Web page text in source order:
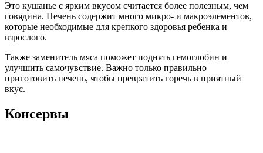
Это кушанье с ярким вкусом считается более полезным, чем
говядина. Печень содержит много микро- и макроэлементов,
которые необходимые для крепкого здоровья ребенка и
взрослого.
Также заменитель мяса поможет поднять гемоглобин и
улучшить самочувствие. Важно только правильно
приготовить печень, чтобы превратить горечь в приятный
вкус.
Консервы